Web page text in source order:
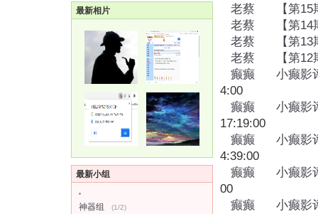
最新相片
最新小组
神器组 (1/2)
老蔡
【第
老蔡
【第
老蔡
【第
老蔡
【第
癫癫
小癫影
4:00
癫癫
小癫影
17:19:00
癫癫
小癫影
4:39:00
癫癫
小癫影
00
癫癫
小癫影